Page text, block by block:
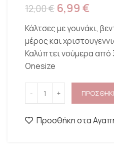
12,00€ 6,99 €
Κάλτσες με γουνάκι,
μέρος και
Καλύπτει νούμερα από
Onesize
Προσθήκη στα